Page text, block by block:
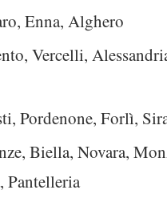
Enna, Alghero
Vercelli,
Pordenone, Forlì,
Biella, Novara,
Pantelleria